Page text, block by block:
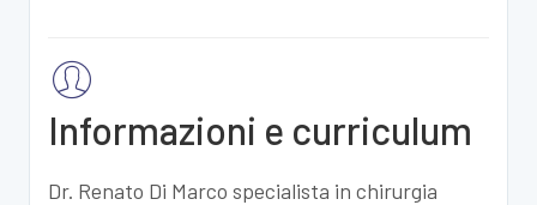
Informazioni e curriculum
Dr. Renato Di Marco specialista in chirurgia